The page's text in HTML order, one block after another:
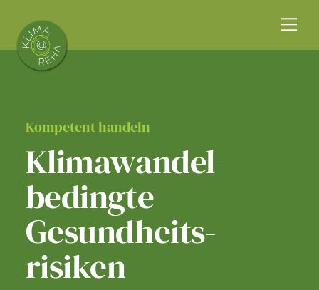
content
Kompetent handeln
Klimawandel­
bedingte
Gesundheits­
risiken